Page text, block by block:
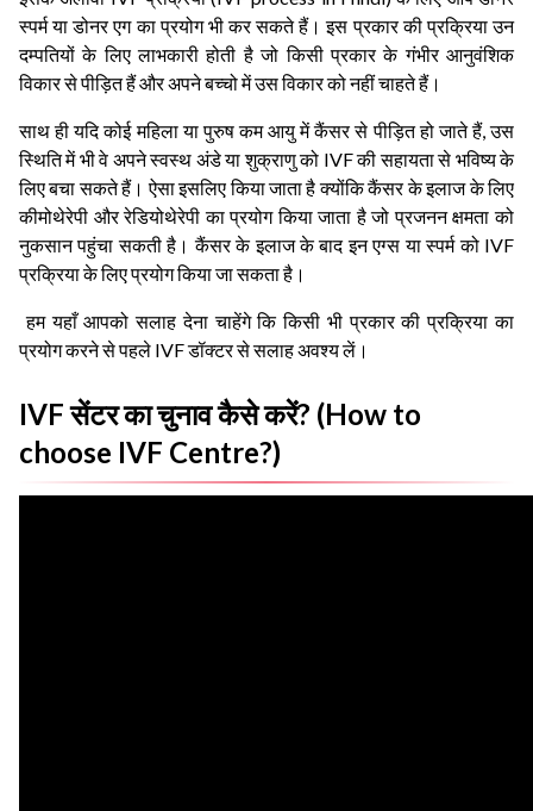
स्पर्म या डोनर एग का प्रयोग भी कर सकते हैं। इस प्रकार की प्रक्रिया उन
दम्पतियों के लिए लाभकारी होती है जो किसी प्रकार के गंभीर आनुवंशिक
विकार से पीड़ित हैं और अपने बच्चो में उस विकार को नहीं चाहते हैं।
साथ ही यदि कोई महिला या पुरुष कम आयु में कैंसर से पीड़ित हो जाते हैं, उस
स्थिति में भी वे अपने स्वस्थ अंडे या शुक्राणु को IVF की सहायता से भविष्य के
लिए बचा सकते हैं। ऐसा इसलिए किया जाता है क्योंकि कैंसर के इलाज के लिए
कीमोथेरेपी और रेडियोथेरेपी का प्रयोग किया जाता है जो प्रजनन क्षमता को
नुकसान पहुंचा सकती है। कैंसर के इलाज के बाद इन एग्स या स्पर्म को IVF
प्रक्रिया के लिए प्रयोग किया जा सकता है।
हम यहाँ आपको सलाह देना चाहेंगे कि किसी भी प्रकार की प्रक्रिया का
प्रयोग करने से पहले IVF डॉक्टर से सलाह अवश्य लें।
IVF सेंटर का चुनाव कैसे करें? (How to
choose IVF Centre?)